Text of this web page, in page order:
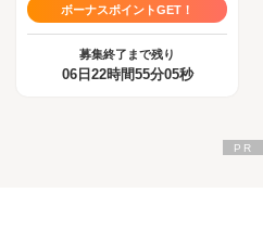
ボーナスポイントGET！
募集終了まで残り
06日22時間55分04秒